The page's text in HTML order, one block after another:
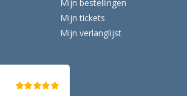
Mijn bestellingen
Mijn tickets
Mijn verlanglijst